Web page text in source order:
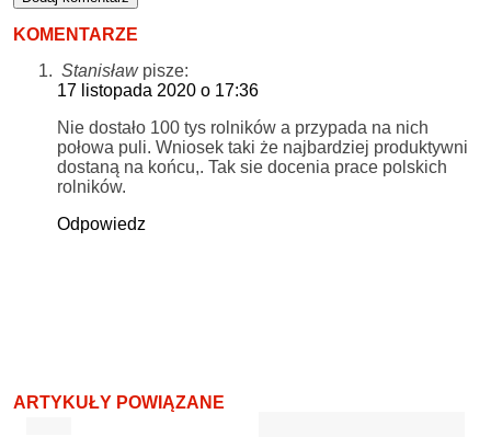
KOMENTARZE
Stanisław pisze:
17 listopada 2020 o 17:36
Nie dostało 100 tys rolników a przypada na nich
połowa puli. Wniosek taki że najbardziej produktywni
dostaną na końcu,. Tak sie docenia prace polskich
rolników.
Odpowiedz
ARTYKUŁY POWIĄZANE